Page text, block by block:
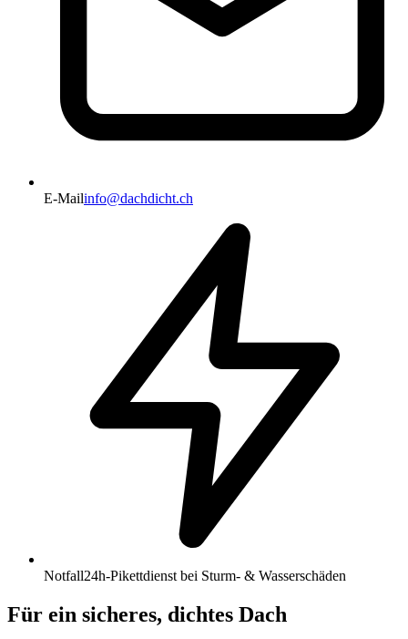
E-Mailinfo@dachdicht.ch
Notfall24h-Pikettdienst bei Sturm- & Wasserschäden
Für ein sicheres, dichtes Dach